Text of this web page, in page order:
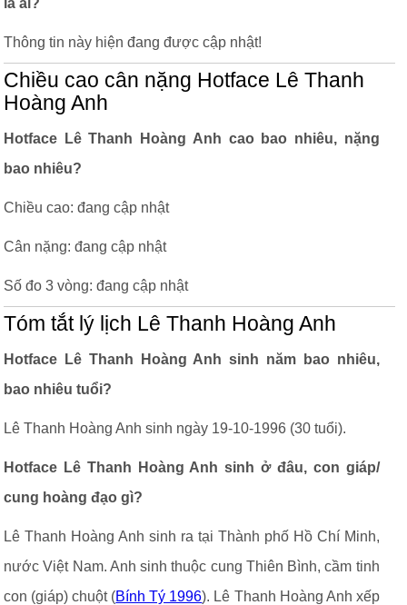
là ai?
Thông tin này hiện đang được cập nhật!
Chiều cao cân nặng Hotface Lê Thanh
Hoàng Anh
Hotface Lê Thanh Hoàng Anh cao bao nhiêu, nặng
bao nhiêu?
Chiều cao: đang cập nhật
Cân nặng: đang cập nhật
Số đo 3 vòng: đang cập nhật
Tóm tắt lý lịch Lê Thanh Hoàng Anh
Hotface Lê Thanh Hoàng Anh sinh năm bao nhiêu,
bao nhiêu tuổi?
Lê Thanh Hoàng Anh sinh ngày 19-10-1996 (30 tuổi).
Hotface Lê Thanh Hoàng Anh sinh ở đâu, con giáp/
cung hoàng đạo gì?
Lê Thanh Hoàng Anh sinh ra tại Thành phố Hồ Chí Minh,
nước Việt Nam. Anh sinh thuộc cung Thiên Bình, cầm tinh
con (giáp) chuột (Bính Tý 1996). Lê Thanh Hoàng Anh xếp